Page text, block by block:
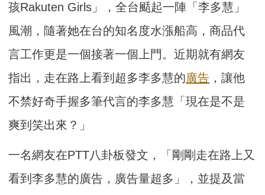
孩Rakuten Girls」，全台颳起一陣「李多慧」
風潮，隨著她在台的知名度水漲船高，商品代
言工作更是一個接著一個上門。近期就有網友
指出，走在路上看到超多李多慧的廣告 ，讓他
不禁好奇手握多筆代言的李多慧「現在是不是
爽到笑出來？」
一名網友在PTT八卦板發文，「剛剛走在路上又
看到李多慧的廣告，廣告量超多」，並提及當